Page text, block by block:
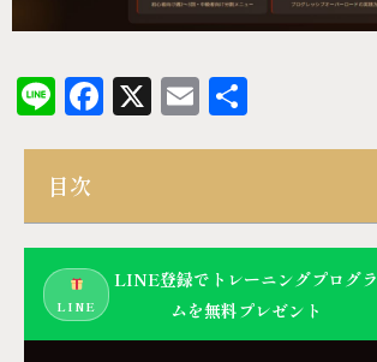
LineFacebook
X Email
有
目次
LINE
LINE登録でトレーニングプログラ
ムを無料プレゼント